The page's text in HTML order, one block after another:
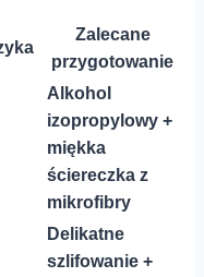
Zalecane
przygotowanie
Alkohol
izopropylowy +
miękka
ściereczka z
‌mikrofibry
Delikatne
szlifowanie +